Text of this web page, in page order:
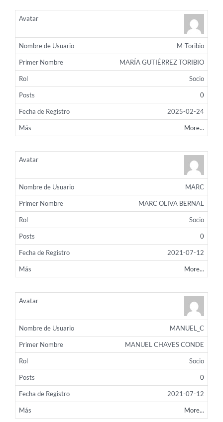
M-Toribio
MARÍA GUTIÉRREZ TORIBIO
Socio
0
2025-02-24
More...
MARC
MARC OLIVA BERNAL
Socio
0
2021-07-12
More...
MANUEL_C
MANUEL CHAVES CONDE
Socio
0
2021-07-12
More...